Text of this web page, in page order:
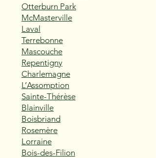
Otterburn Park
McMasterville
Laval
Terrebonne
Mascouche
Repentigny
Charlemagne
L’Assomption
Sainte-Thérèse
Blainville
Boisbriand
Rosemère
Lorraine
Bois-des-Filion